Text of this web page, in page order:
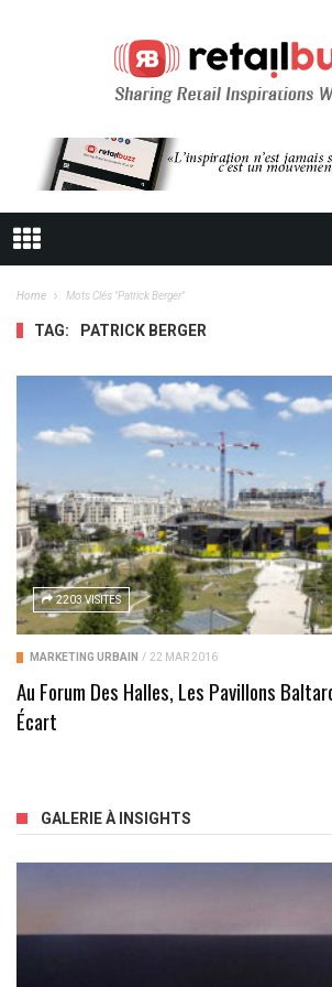
Home Mots Clés "Patrick Berger"
TAG: PATRICK BERGER
2203 VISITES
MARKETING URBAIN / 22 MAR 2016
Au Forum Des Halles, Les Pavillons
Écart
GALERIE À INSIGHTS